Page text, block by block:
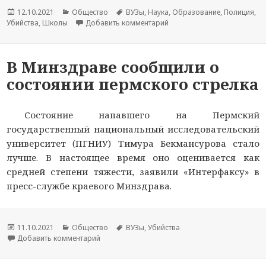
Опубликовано
12.10.2021 Рубрики
Общество Метки
ВУЗы, Наука, Образование, Полиция,
Убийства, Школы Добавить комментарий
В Минздраве сообщили о
состоянии пермского стрелка
Состояние напавшего на Пермский
государственный национальный исследовательский
университет (ПГНИУ) Тимура Бекмансурова стало
лучше. В настоящее время оно оценивается как
средней степени тяжести, заявили «Интерфаксу» в
пресс-службе краевого Минздрава.
Опубликовано
11.10.2021 Рубрики
Общество Метки
ВУЗы,Убийства
Добавить комментарий